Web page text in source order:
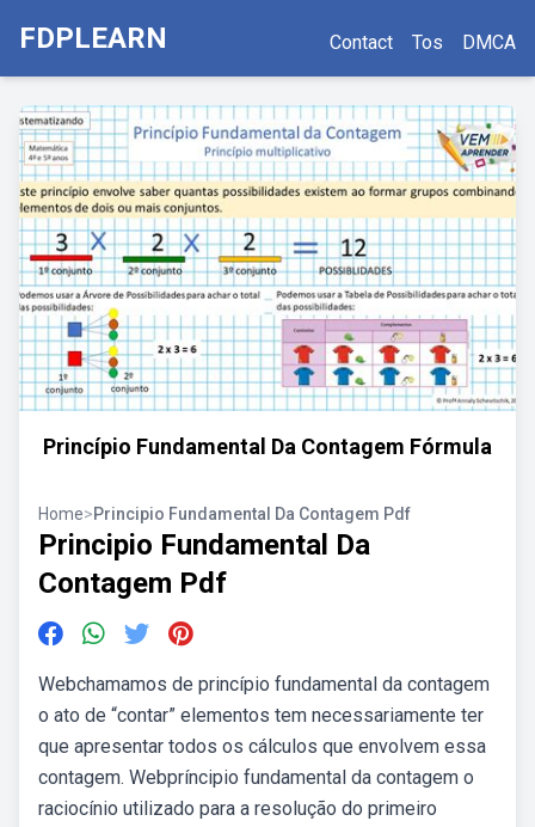
FDPLEARN Contact Tos DMCA
Princípio Fundamental Da Contagem Fórmula
Home>Principio Fundamental Da Contagem Pdf
Principio Fundamental Da
Contagem Pdf
Webchamamos de princípio fundamental da contagem
o ato de “contar” elementos tem necessariamente ter
que apresentar todos os cálculos que envolvem essa
contagem. Webpríncipio fundamental da contagem o
raciocínio utilizado para a resolução do primeiro